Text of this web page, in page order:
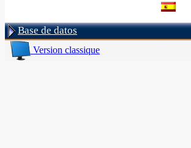
Base de datos
Version classique